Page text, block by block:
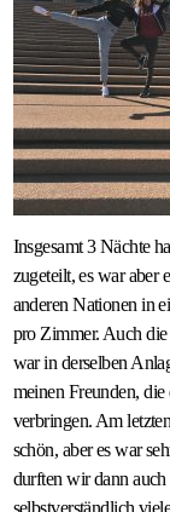
Insgesamt 3 Nächte
zugeteilt, es war aber
anderen Nationen in
pro Zimmer. Auch
war in derselben
meinen Freunden,
verbringen. Am
schön, aber es war
durften wir dann